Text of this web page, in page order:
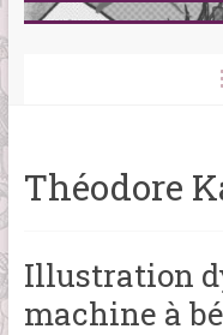
Théodore
Illustration
machine à